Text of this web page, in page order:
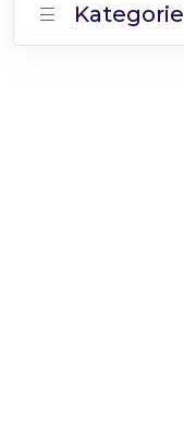
Kategorie